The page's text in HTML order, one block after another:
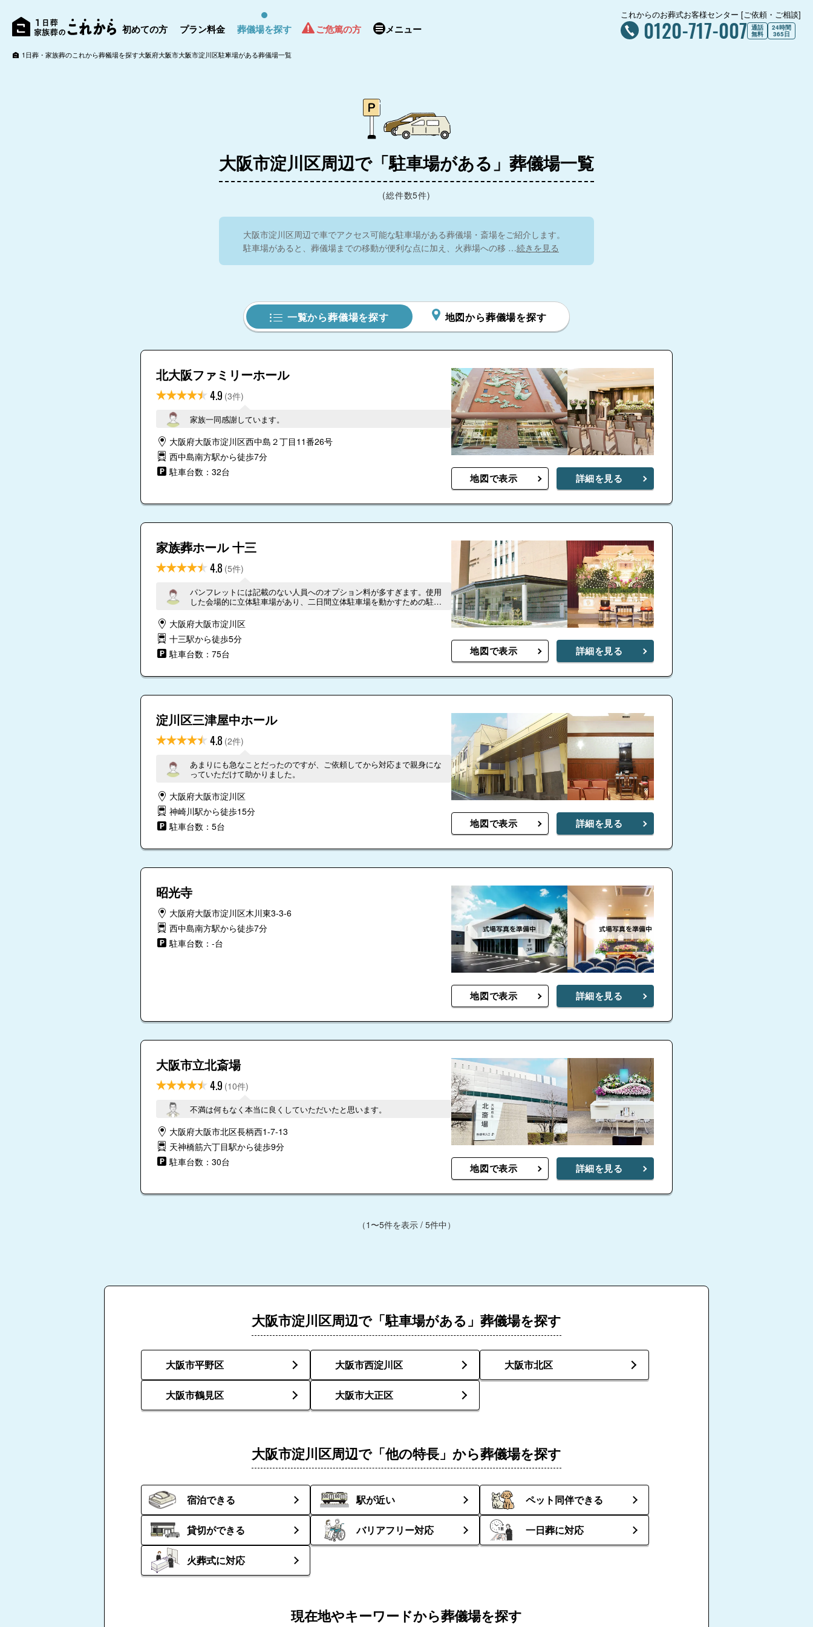
初めての方 プラン料金 葬儀場を探す ご危篤の方 メニュー
これからのお葬式お客様センター [ご依頼・ご相談]
0120-717-007 通話
無料
24時間
365日
1日葬・家族葬のこれから葬儀場を探す大阪府大阪市大阪市淀川区駐車場がある葬儀場一覧
大阪市淀川区周辺で「駐車場がある」葬儀場一覧
(総件数5件)
大阪市淀川区周辺で車でアクセス可能な駐車場がある葬儀場・斎場をご紹介します。
駐車場があると、葬儀場までの移動が便利な点に加え、火葬場への移 …続きを見る
一覧から葬儀場を探す 地図から葬儀場を探す
北大阪ファミリーホール
4.9 (3件)
家族一同感謝しています。
大阪府大阪市淀川区西中島２丁目11番26号
西中島南方駅から徒歩7分
駐車台数：32台
地図で表示 詳細を見る
家族葬ホール 十三
4.8 (5件)
パンフレットには記載のない人員へのオプション料が多すぎます。使用
した会場的に立体駐車場があり、二日間立体駐車場を動かすための駐車
0円かかると言われたり、一見安いように見えましたが、ちょっと高す
ぎました。パンフレットにもそれがわかるように記載が欲しかったで
す。今回結果的に高いと思っていたお寺で式を挙げた方が安かったで
す。 駐車場誘導係の方に、当日の車の台数をお伝えしたにも関わら
ず、その直後に来た親族ではない一般の方に「車あと何台来るの？」や
「私に聞かれても・・・連携大丈夫？」と混乱されていました。また、
こにいる？」と電話があリマした。一人運営スタッフはついているもの
料でアシスタントを付けた方がいいとのことで38,500円もかけてつけま
したが、会場にも立ってくださっていないし、お通夜での香典記入につ
いても、親族から「書いてないけどいいの？」と伝えられ、気づきまし
ました。何のためのアシスタントなのでしょうか？お寺様の到着の時間
来て、記帳への誘導をしてくださるなど、何とでも対応できると思いま
す。こちらも小規模で10人もいませんでしたが、多い少ないではなく、
機応変にきちんと対応していただきたいと思います。しかも、そのこと
を告げると、もう決済をしているため返金はできませんと謝られまし
た。それ以上事を大きくするつもりもなかったので、目は瞑りました
が。その代わりに棺に被せる布をつけてくださりましたが、そもそもア
シスタントをつける必要があったのか疑問が残ります。 終了後は、１
かったですが、スタッフが全員退勤されるため、残っているのは身内と
大阪府大阪市淀川区
十三駅から徒歩5分
駐車台数：75台
地図で表示 詳細を見る
淀川区三津屋中ホール
4.8 (2件)
あまりにも急なことだったのですが、ご依頼してから対応まで親身にな
っていただけて助かりました。
大阪府大阪市淀川区
神崎川駅から徒歩15分
駐車台数：5台
地図で表示 詳細を見る
昭光寺
大阪府大阪市淀川区木川東3-3-6
西中島南方駅から徒歩7分
駐車台数：-台
地図で表示 詳細を見る
大阪市立北斎場
4.9 (10件)
不満は何もなく本当に良くしていただいたと思います。
大阪府大阪市北区長柄西1-7-13
天神橋筋六丁目駅から徒歩9分
駐車台数：30台
地図で表示 詳細を見る
（1〜5件を表示 / 5件中）
家族葬ホール西宮
照善寺
西法寺
家族葬ホールなだ
家族葬ホール三宮
大阪市淀川区周辺で「駐車場がある」葬儀場を探す
大阪市平野区 大阪市西淀川区 大阪市北区
大阪市鶴見区 大阪市大正区
大阪市淀川区周辺で「他の特長」から葬儀場を探す
宿泊できる 駅が近い ペット同伴できる
貸切ができる バリアフリー対応 一日葬に対応
火葬式に対応
現在地やキーワードから葬儀場を探す